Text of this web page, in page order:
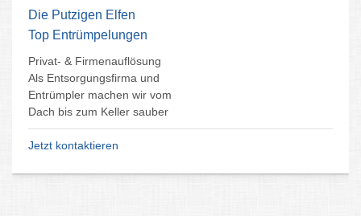
Die Putzigen Elfen
Top Entrümpelungen
Privat- & Firmenauflösung
Als Entsorgungsfirma und
Entrümpler machen wir vom
Dach bis zum Keller sauber
Jetzt kontaktieren